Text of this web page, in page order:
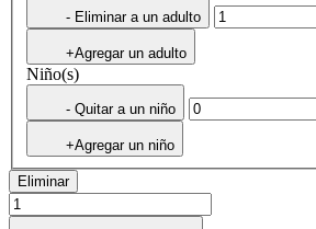
- Eliminar a un adulto
+Agregar un adulto
Niño(s)
- Quitar a un niño
+Agregar un niño
Eliminar